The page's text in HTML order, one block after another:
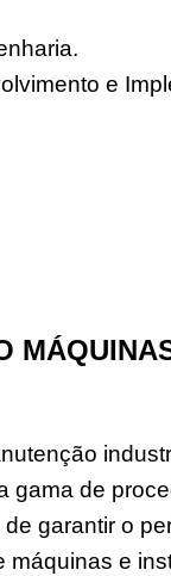
e
gama de
garantir o
máquinas e